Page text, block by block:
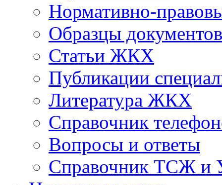
Нормативно-
Образцы документов
Статьи ЖКХ
Публикации
Литература ЖКХ
Справочник
Вопросы и ответы
Справочник ТСЖ и